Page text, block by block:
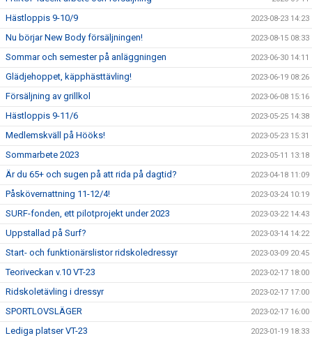
Hästloppis 9-10/9 2023-08-23 14:23
Nu börjar New Body försäljningen! 2023-08-15 08:33
Sommar och semester på anläggningen 2023-06-30 14:11
Glädjehoppet, käpphästtävling! 2023-06-19 08:26
Försäljning av grillkol 2023-06-08 15:16
Hästloppis 9-11/6 2023-05-25 14:38
Medlemskväll på Hööks! 2023-05-23 15:31
Sommarbete 2023 2023-05-11 13:18
Är du 65+ och sugen på att rida på dagtid? 2023-04-18 11:09
Påskövernattning 11-12/4! 2023-03-24 10:19
SURF-fonden, ett pilotprojekt under 2023 2023-03-22 14:43
Uppstallad på Surf? 2023-03-14 14:22
Start- och funktionärslistor ridskoledressyr 2023-03-09 20:45
Teoriveckan v.10 VT-23 2023-02-17 18:00
Ridskoletävling i dressyr 2023-02-17 17:00
SPORTLOVSLÄGER 2023-02-17 16:00
Lediga platser VT-23 2023-01-19 18:33